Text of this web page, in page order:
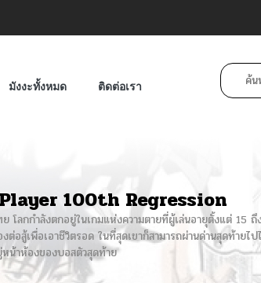
มังงะทั้งหมด ติดต่อเรา
100th Regression
กำลังตกอยู่ในเกมแห่งความตายที่ผู้เล่นอายุตั้งแต่ 15 ถึ
ต่อสู้เพื่อเอาชีวิตรอด ในที่สุดเขาก็สามารถผ่านด่านสุดท้าย
หน้าห้องของบอสตัวสุดท้าย